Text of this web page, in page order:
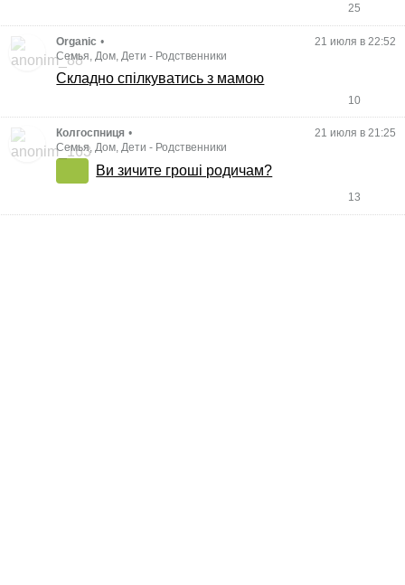
25
Organic •
21 июля в 22:52
Семья, Дом, Дети - Родственники
Складно спілкуватись з мамою
10
Колгоспниця •
21 июля в 21:25
Семья, Дом, Дети - Родственники
Ви зичите гроші родичам?
13